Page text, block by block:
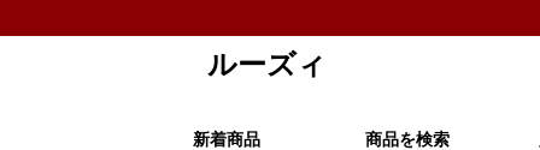
ルーズィ
新着商品 商品を検索